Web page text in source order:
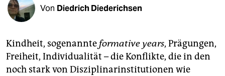
shop
fragen & hilfe
unterstützen
abo
Von Diedrich Diederichsen
Kindheit, sogenannte formative years, Prägungen,
Freiheit, Individualität – die Konflikte, die in den
noch stark von Disziplinarinstitutionen wie